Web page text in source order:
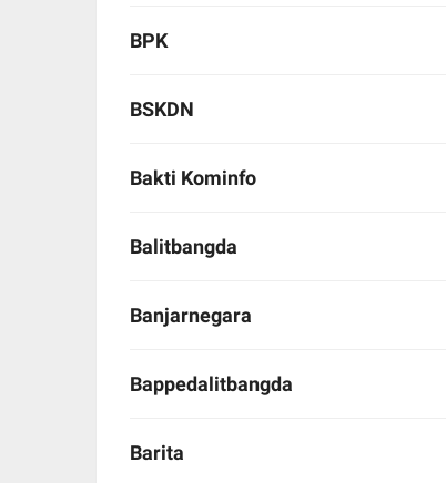
BPK
BSKDN
Bakti Kominfo
Balitbangda
Banjarnegara
Bappedalitbangda
Barita